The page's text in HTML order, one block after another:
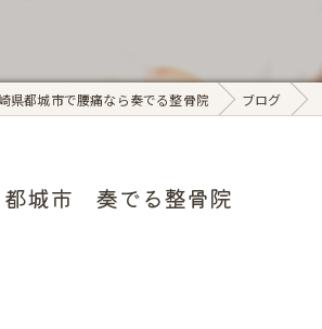
県都城市で腰痛なら奏でる整骨院 ブログ
都城市 奏でる整骨院